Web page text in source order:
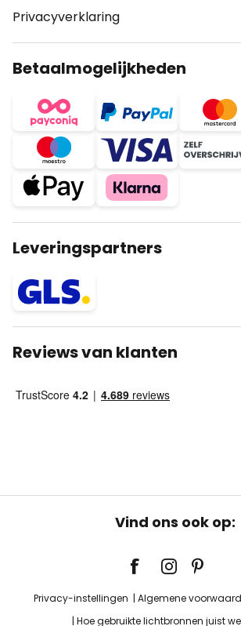
Privacyverklaring
Betaalmogelijkheden
Leveringspartners
Reviews van klanten
Vind ons ook op:
Privacy-instellingen Algemene
Hoe gebruikte lichtbronnen juist